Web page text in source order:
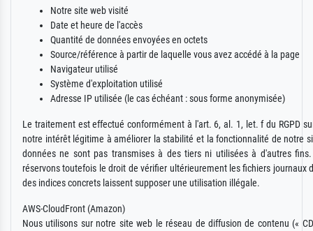
Notre site web visité
Date et heure de l'accès
Quantité de données envoyées en octets
Source/référence à partir de laquelle vous avez accédé à la page
Navigateur utilisé
Système d'exploitation utilisé
Adresse IP utilisée (le cas échéant : sous forme anonymisée)
Le traitement est effectué conformément à l'art. 6, al. 1, let. f du RGPD
notre intérêt légitime à améliorer la stabilité et la fonctionnalité de notre
données ne sont pas transmises à des tiers ni utilisées à d'autres
réservons toutefois le droit de vérifier ultérieurement les fichiers journaux
des indices concrets laissent supposer une utilisation illégale.
AWS-CloudFront (Amazon)
Nous utilisons sur notre site web le réseau de diffusion de contenu («